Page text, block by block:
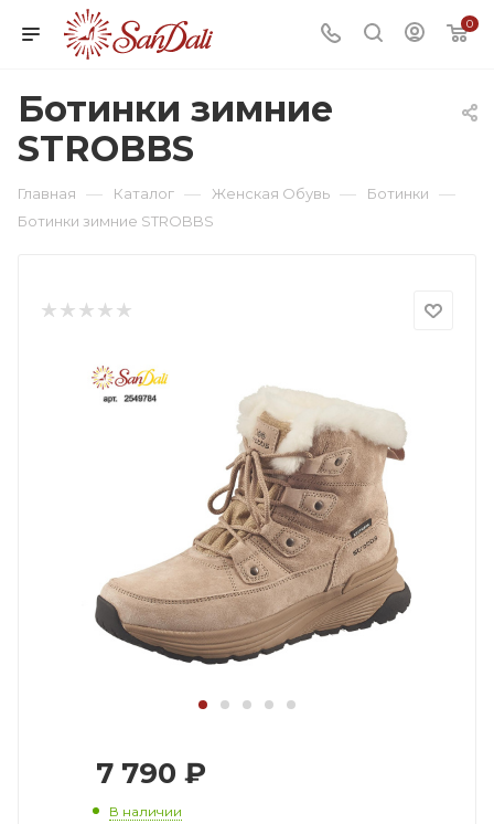
0
Ботинки зимние
STROBBS
Главная — Каталог — Женская Обувь — Ботинки —
Ботинки зимние STROBBS
7 790 ₽
В наличии